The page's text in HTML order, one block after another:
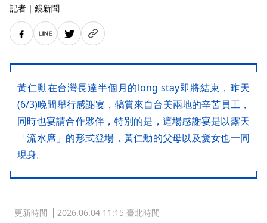
記者 ｜ 鏡新聞
黃仁勳在台灣長達半個月的long stay即將結束，昨天
(6/3)晚間舉行感謝宴，犒賞來自台美兩地的辛苦員工，
同時也宴請合作夥伴，特別的是，這場感謝宴是以露天
「流水席」的形式登場，黃仁勳的父母以及愛女也一同
現身。
更新時間 2026.06.04 11:15 臺北時間